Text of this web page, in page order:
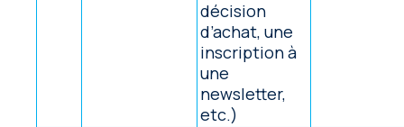
décision
d’achat, une
inscription à
une
newsletter,
etc.)